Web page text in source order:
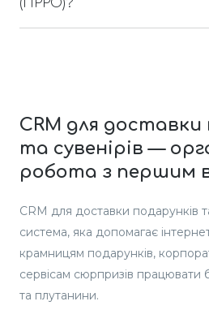
наразі ведеться робота
та інші корисні функції.
(ПРРО)?
CRM для доставки
та сувенірів —
робота з першим
CRM для доставки подарунків
система, яка допомагає
крамницям подарунків,
сервісам сюрпризів працювати
та плутанини.